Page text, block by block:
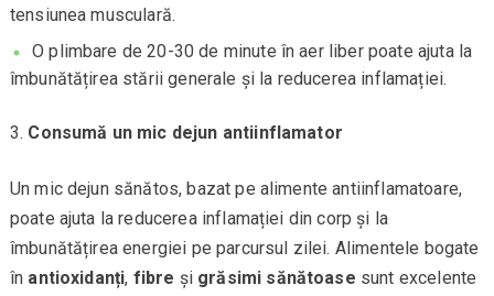
tensiunea musculară.
O plimbare de 20-30 de minute în aer liber poate ajuta la
îmbunătățirea stării generale și la reducerea inflamației.
Consumă un mic dejun antiinflamator
Un mic dejun sănătos, bazat pe alimente antiinflamatoare,
poate ajuta la reducerea inflamației din corp și la
îmbunătățirea energiei pe parcursul zilei. Alimentele bogate
în antioxidanți, fibre și grăsimi sănătoase sunt excelente